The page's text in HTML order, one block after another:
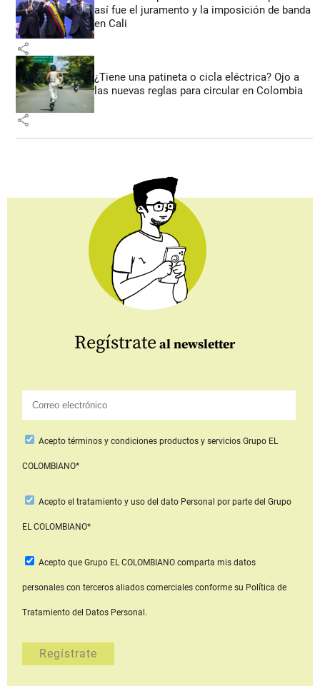
así fue el juramento y la imposición de banda
en Cali
share
¿Tiene una patineta o cicla eléctrica? Ojo a
las nuevas reglas para circular en Colombia
share
Regístrate al newsletter
Aceptotérminos y condiciones productos y serviciosGrupo EL
COLOMBIANO*
Acepto el tratamiento y uso del dato Personal por parte del Grupo
EL COLOMBIANO*
Acepto que Grupo EL COLOMBIANOcomparta mis datos
personales con terceros aliados comerciales conforme su Política de
Tratamiento del Datos Personal.